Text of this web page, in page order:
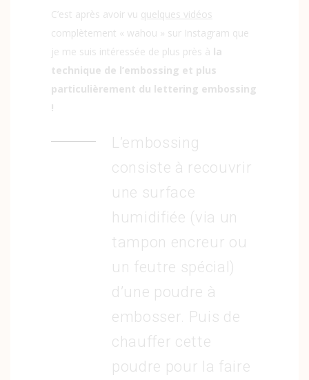
C’est après avoir vu quelques vidéos
complètement « wahou » sur Instagram que
je me suis intéressée de plus près à la
technique de l’embossing et plus
particulièrement du lettering embossing
!
L’embossing
consiste à recouvrir
une surface
humidifiée (via un
tampon encreur ou
un feutre spécial)
d’une poudre à
embosser. Puis de
chauffer cette
poudre pour la faire